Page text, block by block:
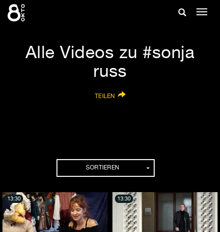
Zum
Inhalt
Suche
Alle Videos zu #sonja
russ
TEILEN
SORTIEREN
13:30 13:30